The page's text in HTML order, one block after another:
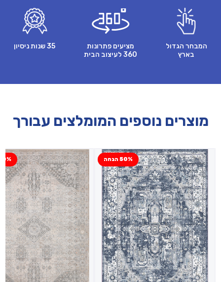
המבחר הגדול
בארץ
מציעים פתרונות
360 לעיצוב הבית
35 שנות ניסיון
מוצרים נוספים המומלצים עבורך
50% הנחה 70%